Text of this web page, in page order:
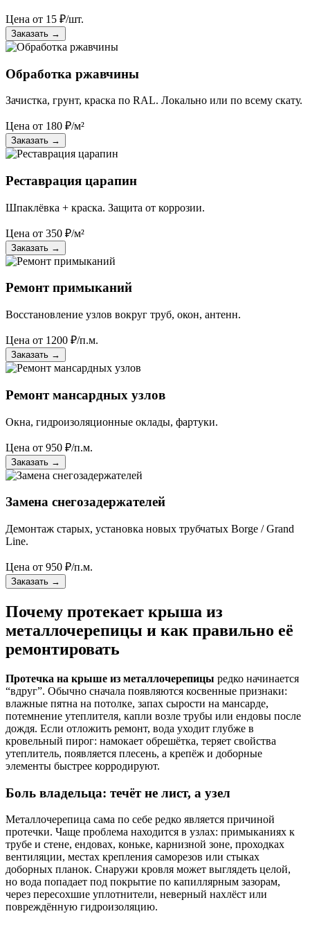
Цена от 15 ₽/шт.
Заказать →
Обработка ржавчины
Зачистка, грунт, краска по RAL. Локально или по всему скату.
Цена от 180 ₽/м²
Заказать →
Реставрация царапин
Шпаклёвка + краска. Защита от коррозии.
Цена от 350 ₽/м²
Заказать →
Ремонт примыканий
Восстановление узлов вокруг труб, окон, антенн.
Цена от 1200 ₽/п.м.
Заказать →
Ремонт мансардных узлов
Окна, гидроизоляционные оклады, фартуки.
Цена от 950 ₽/п.м.
Заказать →
Замена снегозадержателей
Демонтаж старых, установка новых трубчатых Borge / Grand
Line.
Цена от 950 ₽/п.м.
Заказать →
Почему протекает крыша из
металлочерепицы и как правильно её
ремонтировать
Протечка на крыше из металлочерепицы редко начинается
“вдруг”. Обычно сначала появляются косвенные признаки:
влажные пятна на потолке, запах сырости на мансарде,
потемнение утеплителя, капли возле трубы или ендовы после
дождя. Если отложить ремонт, вода уходит глубже в
кровельный пирог: намокает обрешётка, теряет свойства
утеплитель, появляется плесень, а крепёж и доборные
элементы быстрее корродируют.
Боль владельца: течёт не лист, а узел
Металлочерепица сама по себе редко является причиной
протечки. Чаще проблема находится в узлах: примыканиях к
трубе и стене, ендовах, коньке, карнизной зоне, проходках
вентиляции, местах крепления саморезов или стыках
доборных планок. Снаружи кровля может выглядеть целой,
но вода попадает под покрытие по капиллярным зазорам,
через пересохшие уплотнители, неверный нахлёст или
повреждённую гидроизоляцию.